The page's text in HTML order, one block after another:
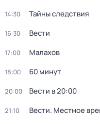
14:30 Тайны следствия
16:30 Вести
17:00 Малахов
18:00 60 минут
20:00 Вести в 20:00
21:10 Вести. Местное